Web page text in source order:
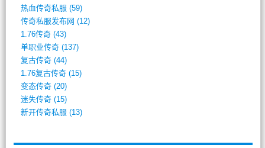
热血传奇私服 (59)
传奇私服发布网 (12)
1.76传奇(43)
单职业传奇(137)
复古传奇(44)
1.76复古传奇(15)
变态传奇(20)
迷失传奇(15)
新开传奇私服 (13)